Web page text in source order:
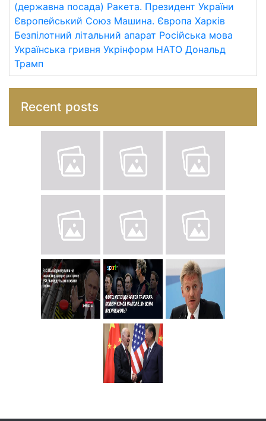
(державна посада) Ракета. Президент України
Європейський Союз Машина. Європа Харків
Безпілотний літальний апарат Російська мова
Українська гривня Укрінформ НАТО Дональд
Трамп
Recent posts